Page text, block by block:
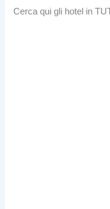
Cerca qui gli hotel in